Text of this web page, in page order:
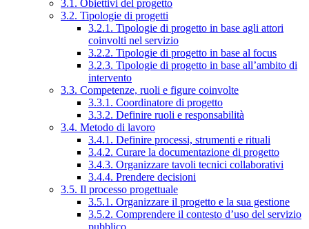
3.1. Obiettivi del progetto
3.2. Tipologie di progetti
3.2.1. Tipologie di progetto in base agli attori
coinvolti nel servizio
3.2.2. Tipologie di progetto in base al focus
3.2.3. Tipologie di progetto in base all’ambito di
intervento
3.3. Competenze, ruoli e figure coinvolte
3.3.1. Coordinatore di progetto
3.3.2. Definire ruoli e responsabilità
3.4. Metodo di lavoro
3.4.1. Definire processi, strumenti e rituali
3.4.2. Curare la documentazione di progetto
3.4.3. Organizzare tavoli tecnici collaborativi
3.4.4. Prendere decisioni
3.5. Il processo progettuale
3.5.1. Organizzare il progetto e la sua gestione
3.5.2. Comprendere il contesto d’uso del servizio
pubblico